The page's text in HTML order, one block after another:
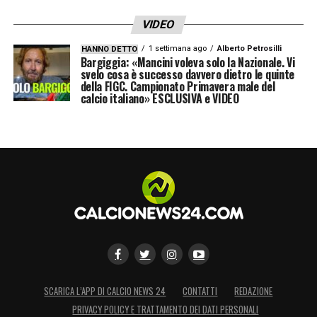
LA PLAYLIST DELLE NOSTRE TOP NEWS
VIDEO
HANNO DETTO 1 settimana ago Alberto Petrosilli
Bargiggia: «Mancini voleva solo la Nazionale. Vi
svelo cosa è successo davvero dietro le quinte
della FIGC. Campionato Primavera male del
calcio italiano» ESCLUSIVA e VIDEO
SCARICA L’APP DI CALCIO NEWS 24 CONTATTI
REDAZIONE
PRIVACY POLICY E TRATTAMENTO DEI DATI PERSONALI